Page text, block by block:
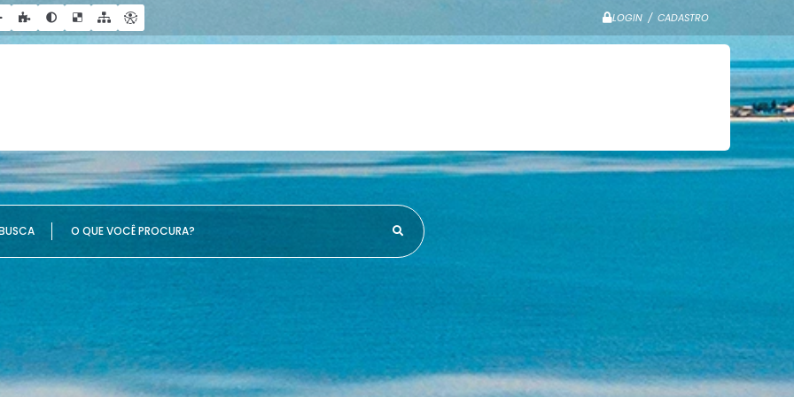
LOGIN / CADASTRO
VOCÊ PROCURA?